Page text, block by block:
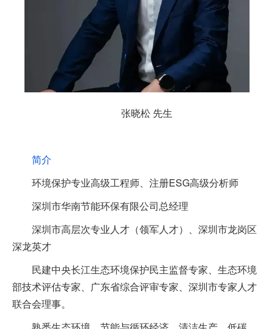
张晓松 先生
简介
环境保护专业高级工程师、注册ESG高级分析师
深圳市华南节能环保有限公司总经理
深圳市高层次专业人才（领军人才）、深圳市龙岗区
深龙英才
民建中央长江生态环境保护民主监督专家、生态环境
部技术评估专家、广东省综合评审专家、深圳市专家人才
联合会理事。